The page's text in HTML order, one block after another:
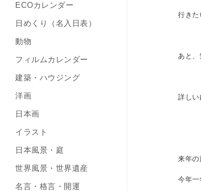
行きた
あと、
詳しい
来年の
今年一
ECOカレンダー
日めくり（名入日表）
動物
フィルムカレンダー
建築・ハウジング
洋画
日本画
イラスト
日本風景・庭
世界風景・世界遺産
名言・格言・開運